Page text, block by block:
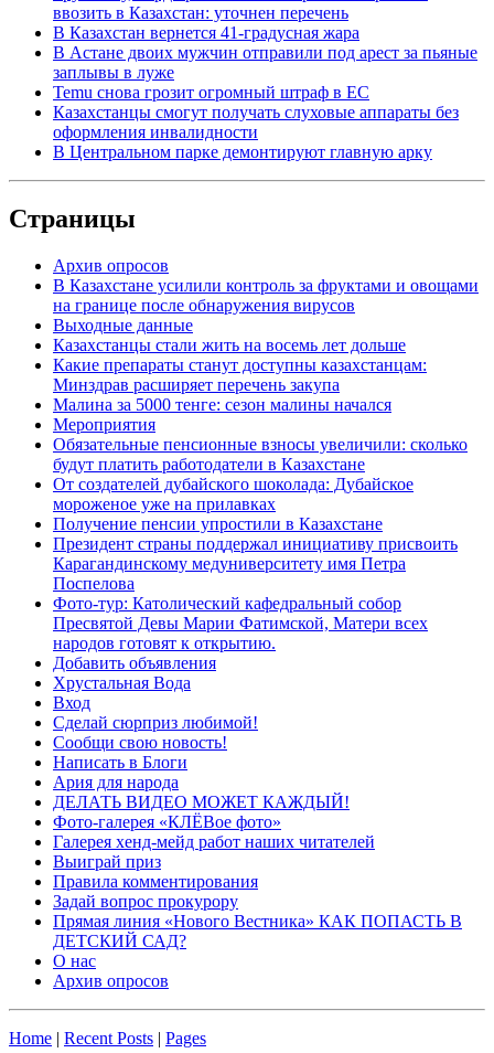
ввозить в Казахстан: уточнен перечень
В Казахстан вернется 41-градусная жара
В Астане двоих мужчин отправили под арест за пьяные
заплывы в луже
Temu снова грозит огромный штраф в ЕС
Казахстанцы смогут получать слуховые аппараты без
оформления инвалидности
В Центральном парке демонтируют главную арку
Страницы
Архив опросов
В Казахстане усилили контроль за фруктами и овощами
на границе после обнаружения вирусов
Выходные данные
Казахстанцы стали жить на восемь лет дольше
Какие препараты станут доступны казахстанцам:
Минздрав расширяет перечень закупа
Малина за 5000 тенге: сезон малины начался
Мероприятия
Обязательные пенсионные взносы увеличили: сколько
будут платить работодатели в Казахстане
От создателей дубайского шоколада: Дубайское
мороженое уже на прилавках
Получение пенсии упростили в Казахстане
Президент страны поддержал инициативу присвоить
Карагандинскому медуниверситету имя Петра
Поспелова
Фото-тур: Католический кафедральный собор
Пресвятой Девы Марии Фатимской, Матери всех
народов готовят к открытию.
Добавить объявления
Хрустальная Вода
Вход
Сделай сюрприз любимой!
Сообщи свою новость!
Написать в Блоги
Ария для народа
ДЕЛАТЬ ВИДЕО МОЖЕТ КАЖДЫЙ!
Фото-галерея «КЛЁВое фото»
Галерея хенд-мейд работ наших читателей
Выиграй приз
Правила комментирования
Задай вопрос прокурору
Прямая линия «Нового Вестника» КАК ПОПАСТЬ В
ДЕТСКИЙ САД?
О нас
Архив опросов
Home | Recent Posts | Pages